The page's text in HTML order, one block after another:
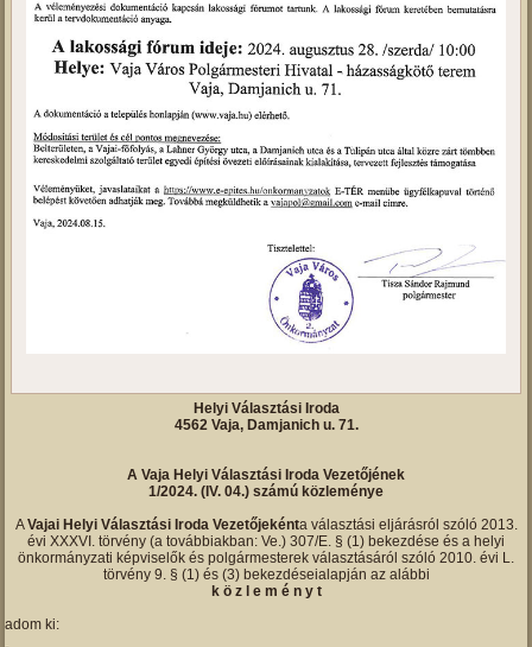
Helyi Választási Iroda
4562 Vaja, Damjanich u. 71.
A Vaja Helyi Választási Iroda Vezetőjének
1/2024. (IV. 04.) számú közleménye
AVajai Helyi Választási Iroda Vezetőjekénta választási eljárásról szóló 2013.
évi XXXVI. törvény (a továbbiakban: Ve.) 307/E. § (1) bekezdése és a helyi
önkormányzati képviselők és polgármesterek választásáról szóló 2010. évi L.
törvény 9. § (1) és (3) bekezdéseialapján az alábbi
k ö z l e m é n y t
adom ki: